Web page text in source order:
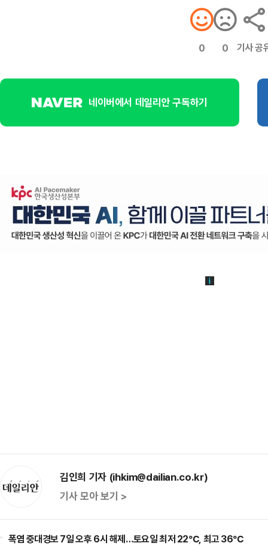
0 0 기사 공
네이버에서 데일리안 구독하기
김인희 기자 (ihkim@dailian.co.kr)
기사 모아 보기 >
폭염 중대경보 7일 오후 6시 해제…토요일 최저 22℃, 최고 36℃